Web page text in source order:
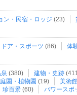
ン・民宿・ロッジ (23)
ア・スポーツ (86) 体
(380) 建物・史跡
庭園・植物園 (19) 美術
珍百景 (60) パワースポ